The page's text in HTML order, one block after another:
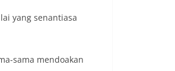
yang senantiasa
sama mendoakan